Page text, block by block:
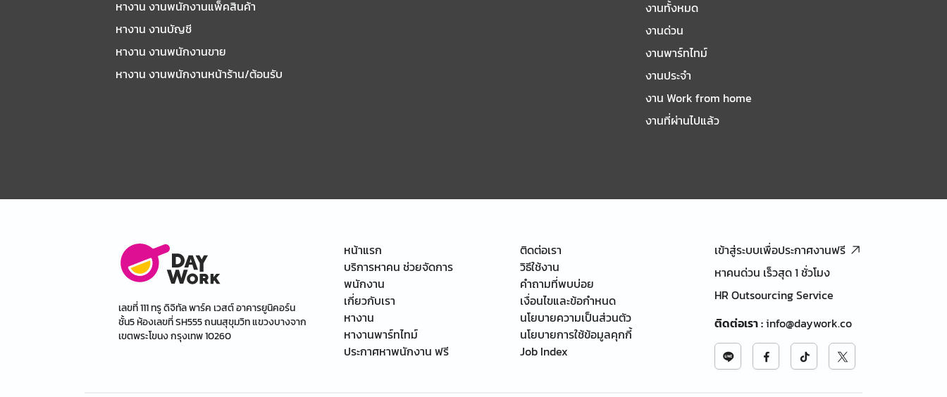
หางาน งานพนักงานแพ็คสินค้า
หางาน งานบัญชี
หางาน งานพนักงานขาย
หางาน งานพนักงานหน้าร้าน/ต้อนรับ
งานทั้งหมด
งานด่วน
งานพาร์ทไทม์
งานประจำ
งาน Work from home
งานที่ผ่านไปแล้ว
เลขที่ 111 ทรู ดิจิทัล พาร์ค เวสต์ อาคารยูนิคอร์น
ชั้น5 ห้องเลขที่ SH555 ถนนสุขุมวิท แขวงบางจาก
เขตพระโขนง กรุงเทพ 10260
หน้าแรก
บริการหาคน ช่วยจัดการ
พนักงาน
เกี่ยวกับเรา
หางาน
หางานพาร์ทไทม์
ประกาศหาพนักงาน ฟรี
ติดต่อเรา
วิธีใช้งาน
คำถามที่พบบ่อย
เงื่อนไขและข้อกำหนด
นโยบายความเป็นส่วนตัว
นโยบายการใช้ข้อมูลคุกกี้
Job Index
เข้าสู่ระบบเพื่อประกาศงานฟรี
หาคนด่วน เร็วสุด 1 ชั่วโมง
HR Outsourcing Service
ติดต่อเรา:info@daywork.co